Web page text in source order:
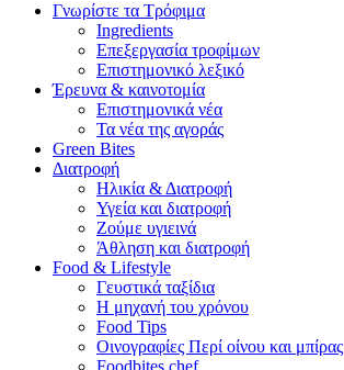
Γνωρίστε τα Τρόφιμα
Ingredients
Επεξεργασία τροφίμων
Επιστημονικό λεξικό
Έρευνα & καινοτομία
Επιστημονικά νέα
Τα νέα της αγοράς
Green Bites
Διατροφή
Ηλικία & Διατροφή
Υγεία και διατροφή
Ζούμε υγιεινά
Άθληση και διατροφή
Food & Lifestyle
Γευστικά ταξίδια
Η μηχανή του χρόνου
Food Tips
Οινογραφίες Περί οίνου και μπίρας